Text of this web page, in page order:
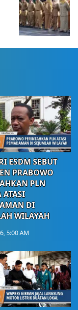
ESDM SEBUT
PRABOWO
PLN
ATASI
DI
WILAYAH
5:00 AM